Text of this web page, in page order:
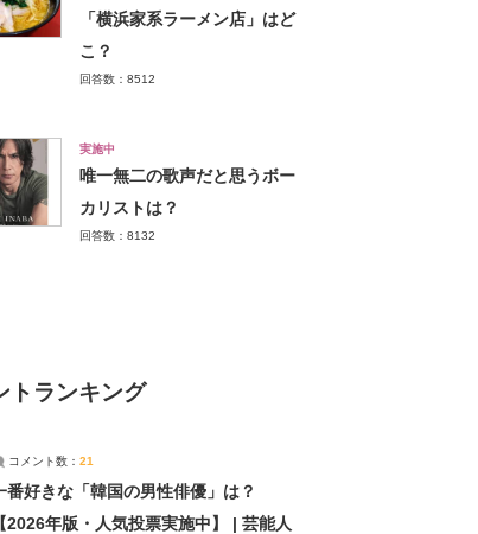
「横浜家系ラーメン店」はど
こ？
回答数：8512
実施中
唯一無二の歌声だと思うボー
カリストは？
回答数：8132
トランキング
コメント数： 21
番好きな「韓国の男性俳優」は？
【2026年版・人気投票実施中】 | 芸能人